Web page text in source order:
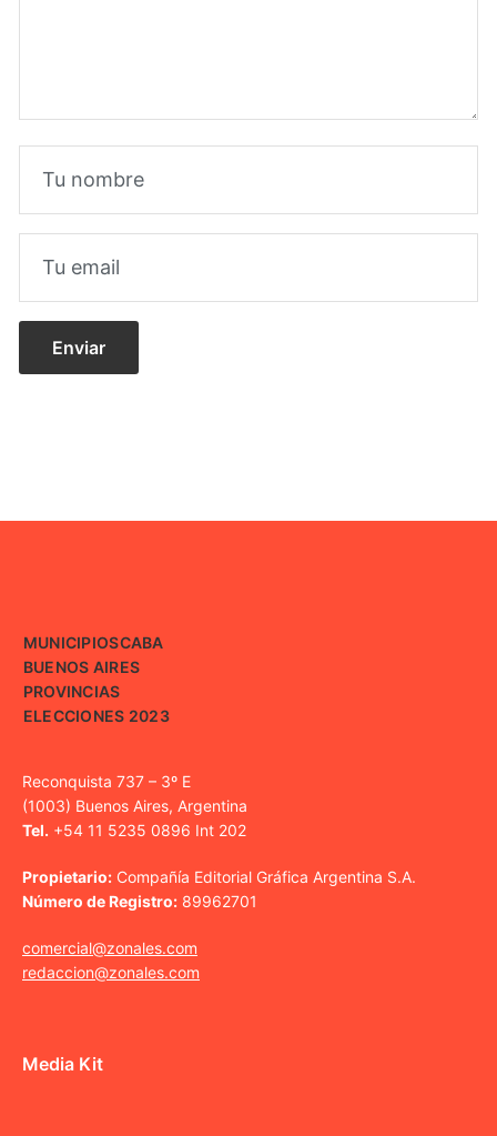
MUNICIPIOSCABA
BUENOS AIRES
PROVINCIAS
ELECCIONES 2023
Reconquista 737 – 3º E
(1003) Buenos Aires, Argentina
Tel. +54 11 5235 0896 Int 202
Propietario: Compañía Editorial Gráfica Argentina S.A.
Número de Registro: 89962701
comercial@zonales.com
redaccion@zonales.com
Media Kit